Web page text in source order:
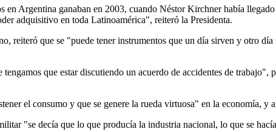
en Argentina ganaban en 2003, cuando Néstor Kirchner había
adquisitivo en toda Latinoamérica", reiteró la Presidenta.
reiteró que se "puede tener instrumentos que un día sirven y otro
que estar discutiendo un acuerdo de accidentes de
el consumo y que se genere la rueda virtuosa" en la economía,
"se decía que lo que producía la industria nacional, lo que se